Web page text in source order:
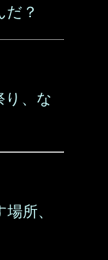
？
り、な
所、